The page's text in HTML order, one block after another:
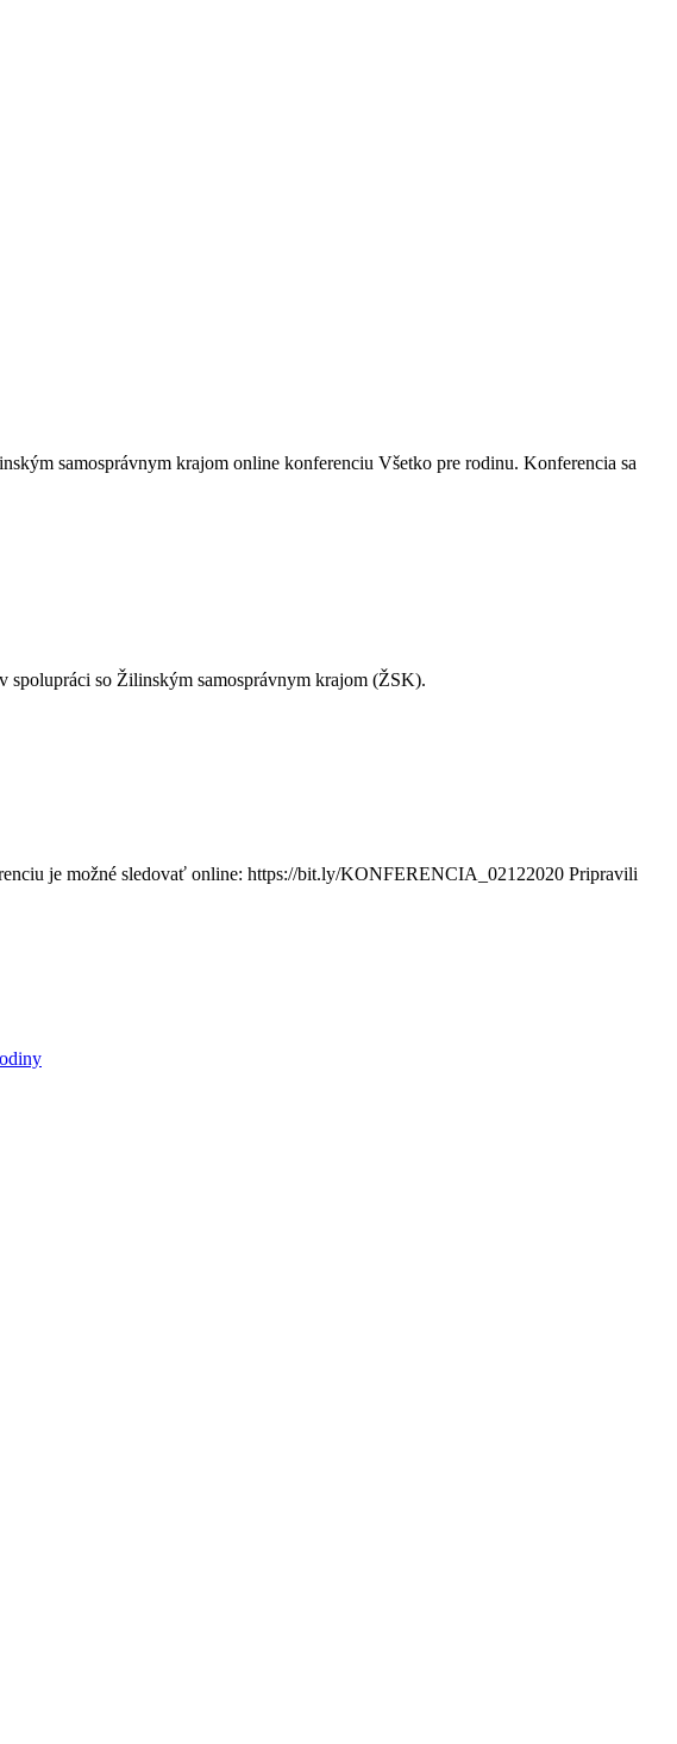
samosprávnym krajom online konferenciu Všetko pre rodinu. Konferencia sa
spolupráci so Žilinským samosprávnym krajom (ŽSK).
je možné sledovať online: https://bit.ly/KONFERENCIA_02122020 Pripravili